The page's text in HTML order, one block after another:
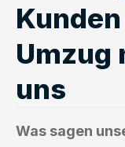
Umzug
uns
Was sagen